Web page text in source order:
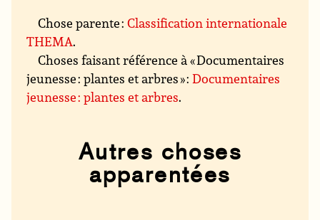
Chose parente :Classification internationale
THEMA.
Choses faisant référence à « Documentaires
jeunesse : plantes et arbres » :Documentaires
jeunesse : plantes et arbres.
Autres choses
apparentées